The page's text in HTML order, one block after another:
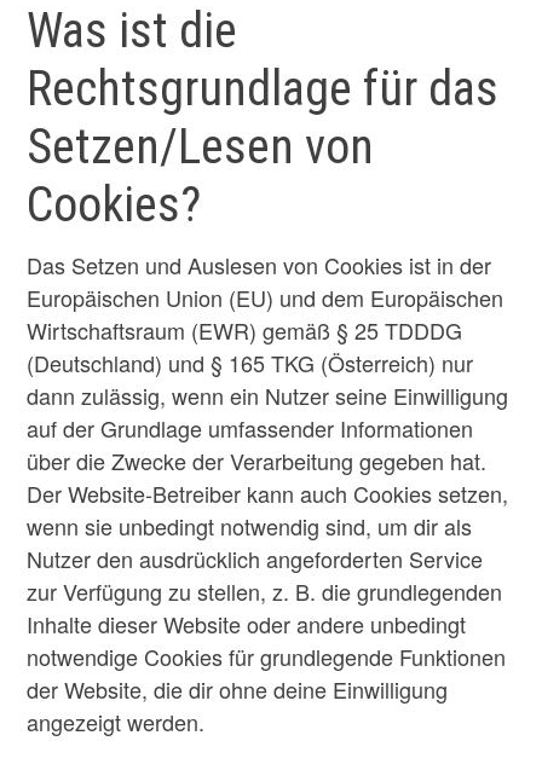
Was ist die
Rechtsgrundlage für das
Setzen/Lesen von
Cookies?
Das Setzen und Auslesen von Cookies ist in der
Europäischen Union (EU) und dem Europäischen
Wirtschaftsraum (EWR) gemäß § 25 TDDDG
(Deutschland) und § 165 TKG (Österreich) nur
dann zulässig, wenn ein Nutzer seine Einwilligung
auf der Grundlage umfassender Informationen
über die Zwecke der Verarbeitung gegeben hat.
Der Website-Betreiber kann auch Cookies setzen,
wenn sie unbedingt notwendig sind, um dir als
Nutzer den ausdrücklich angeforderten Service
zur Verfügung zu stellen, z. B. die grundlegenden
Inhalte dieser Website oder andere unbedingt
notwendige Cookies für grundlegende Funktionen
der Website, die dir ohne deine Einwilligung
angezeigt werden.